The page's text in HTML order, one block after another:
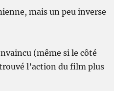
mais un peu inverse
(même si le côté
l’action du film plus